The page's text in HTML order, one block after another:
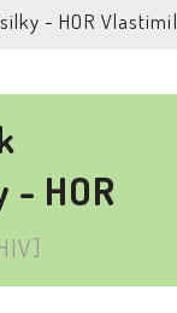
- HOR
HOR